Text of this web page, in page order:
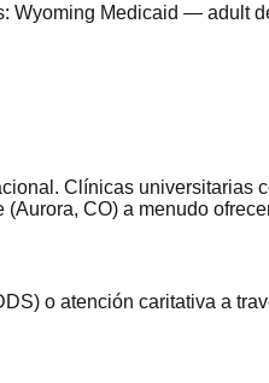
: Wyoming Medicaid — adult
Clínicas
CO) a menudo
o atención caritativa a